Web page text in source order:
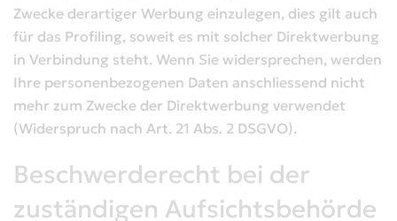
Zwecke derartiger Werbung einzulegen, dies gilt auch
für das Profiling, soweit es mit solcher Direktwerbung
in Verbindung steht. Wenn Sie widersprechen, werden
Ihre personenbezogenen Daten anschliessend nicht
mehr zum Zwecke der Direktwerbung verwendet
(Widerspruch nach Art. 21 Abs. 2 DSGVO).
Beschwerderecht bei der
zuständigen Aufsichtsbehörde